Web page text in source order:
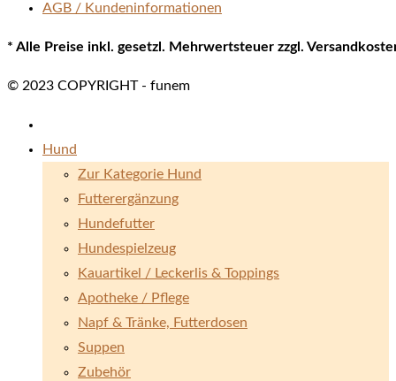
AGB / Kundeninformationen
* Alle Preise inkl. gesetzl. Mehrwertsteuer zzgl.
© 2023 COPYRIGHT - funem
Hund
Zur Kategorie Hund
Futterergänzung
Hundefutter
Hundespielzeug
Kauartikel / Leckerlis & Toppings
Apotheke / Pflege
Napf & Tränke, Futterdosen
Suppen
Zubehör